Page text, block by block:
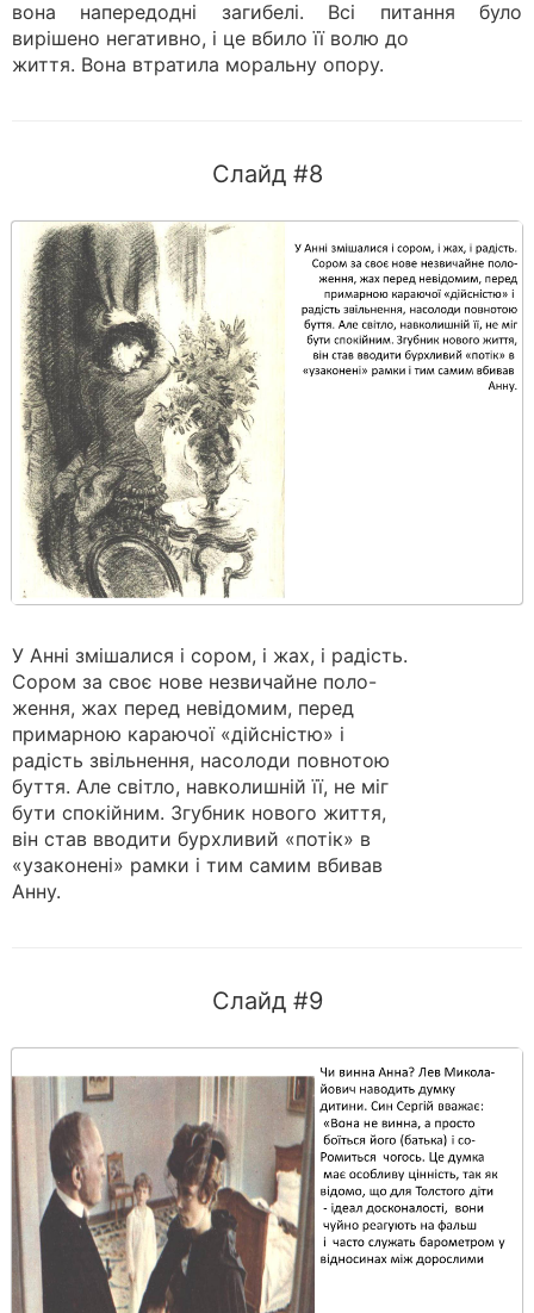
вона напередодні загибелі. Всі питання було
вирішено негативно, і це вбило її волю до
життя. Вона втратила моральну опору.
Слайд #8
У Анні змішалися і сором, і жах, і радість.
Сором за своє нове незвичайне поло-
ження, жах перед невідомим, перед
примарною караючої «дійсністю» і
радість звільнення, насолоди повнотою
буття. Але світло, навколишній її, не міг
бути спокійним. Згубник нового життя,
він став вводити бурхливий «потік» в
«узаконені» рамки і тим самим вбивав
Анну.
Слайд #9